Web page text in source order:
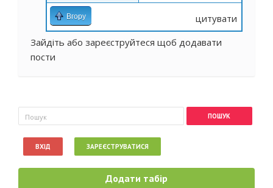
Вгору
цитувати
Зайдіть або зареєструйтеся щоб додавати
пости
Пошукова форма
Пошук
ВХІД ЗАРЕЄСТРУВАТИСЯ
Додати табір